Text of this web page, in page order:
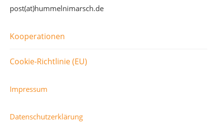
post(at)hummelnimarsch.de
Kooperationen
Cookie-Richtlinie (EU)
Impressum
Datenschutzerklärung